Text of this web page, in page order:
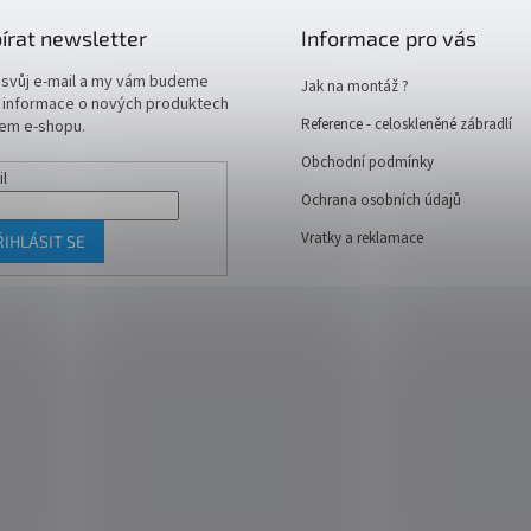
newsletter
e-mail a my vám budeme
o nových produktech
e-shopu.
SE
Informace pro vás
Jak na montáž ?
Reference - celoskleněné zábradlí
Obchodní podmínky
Ochrana osobních údajů
Vratky a reklamace